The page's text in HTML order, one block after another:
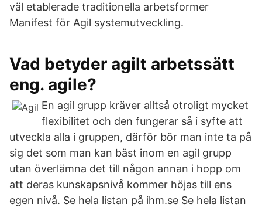
väl etablerade traditionella arbetsformer
Manifest för Agil systemutveckling.
Vad betyder agilt arbetssätt
eng. agile?
En agil grupp kräver alltså otroligt mycket
flexibilitet och den fungerar så i syfte att
utveckla alla i gruppen, därför bör man inte ta på
sig det som man kan bäst inom en agil grupp
utan överlämna det till någon annan i hopp om
att deras kunskapsnivå kommer höjas till ens
egen nivå. Se hela listan på ihm.se Se hela listan